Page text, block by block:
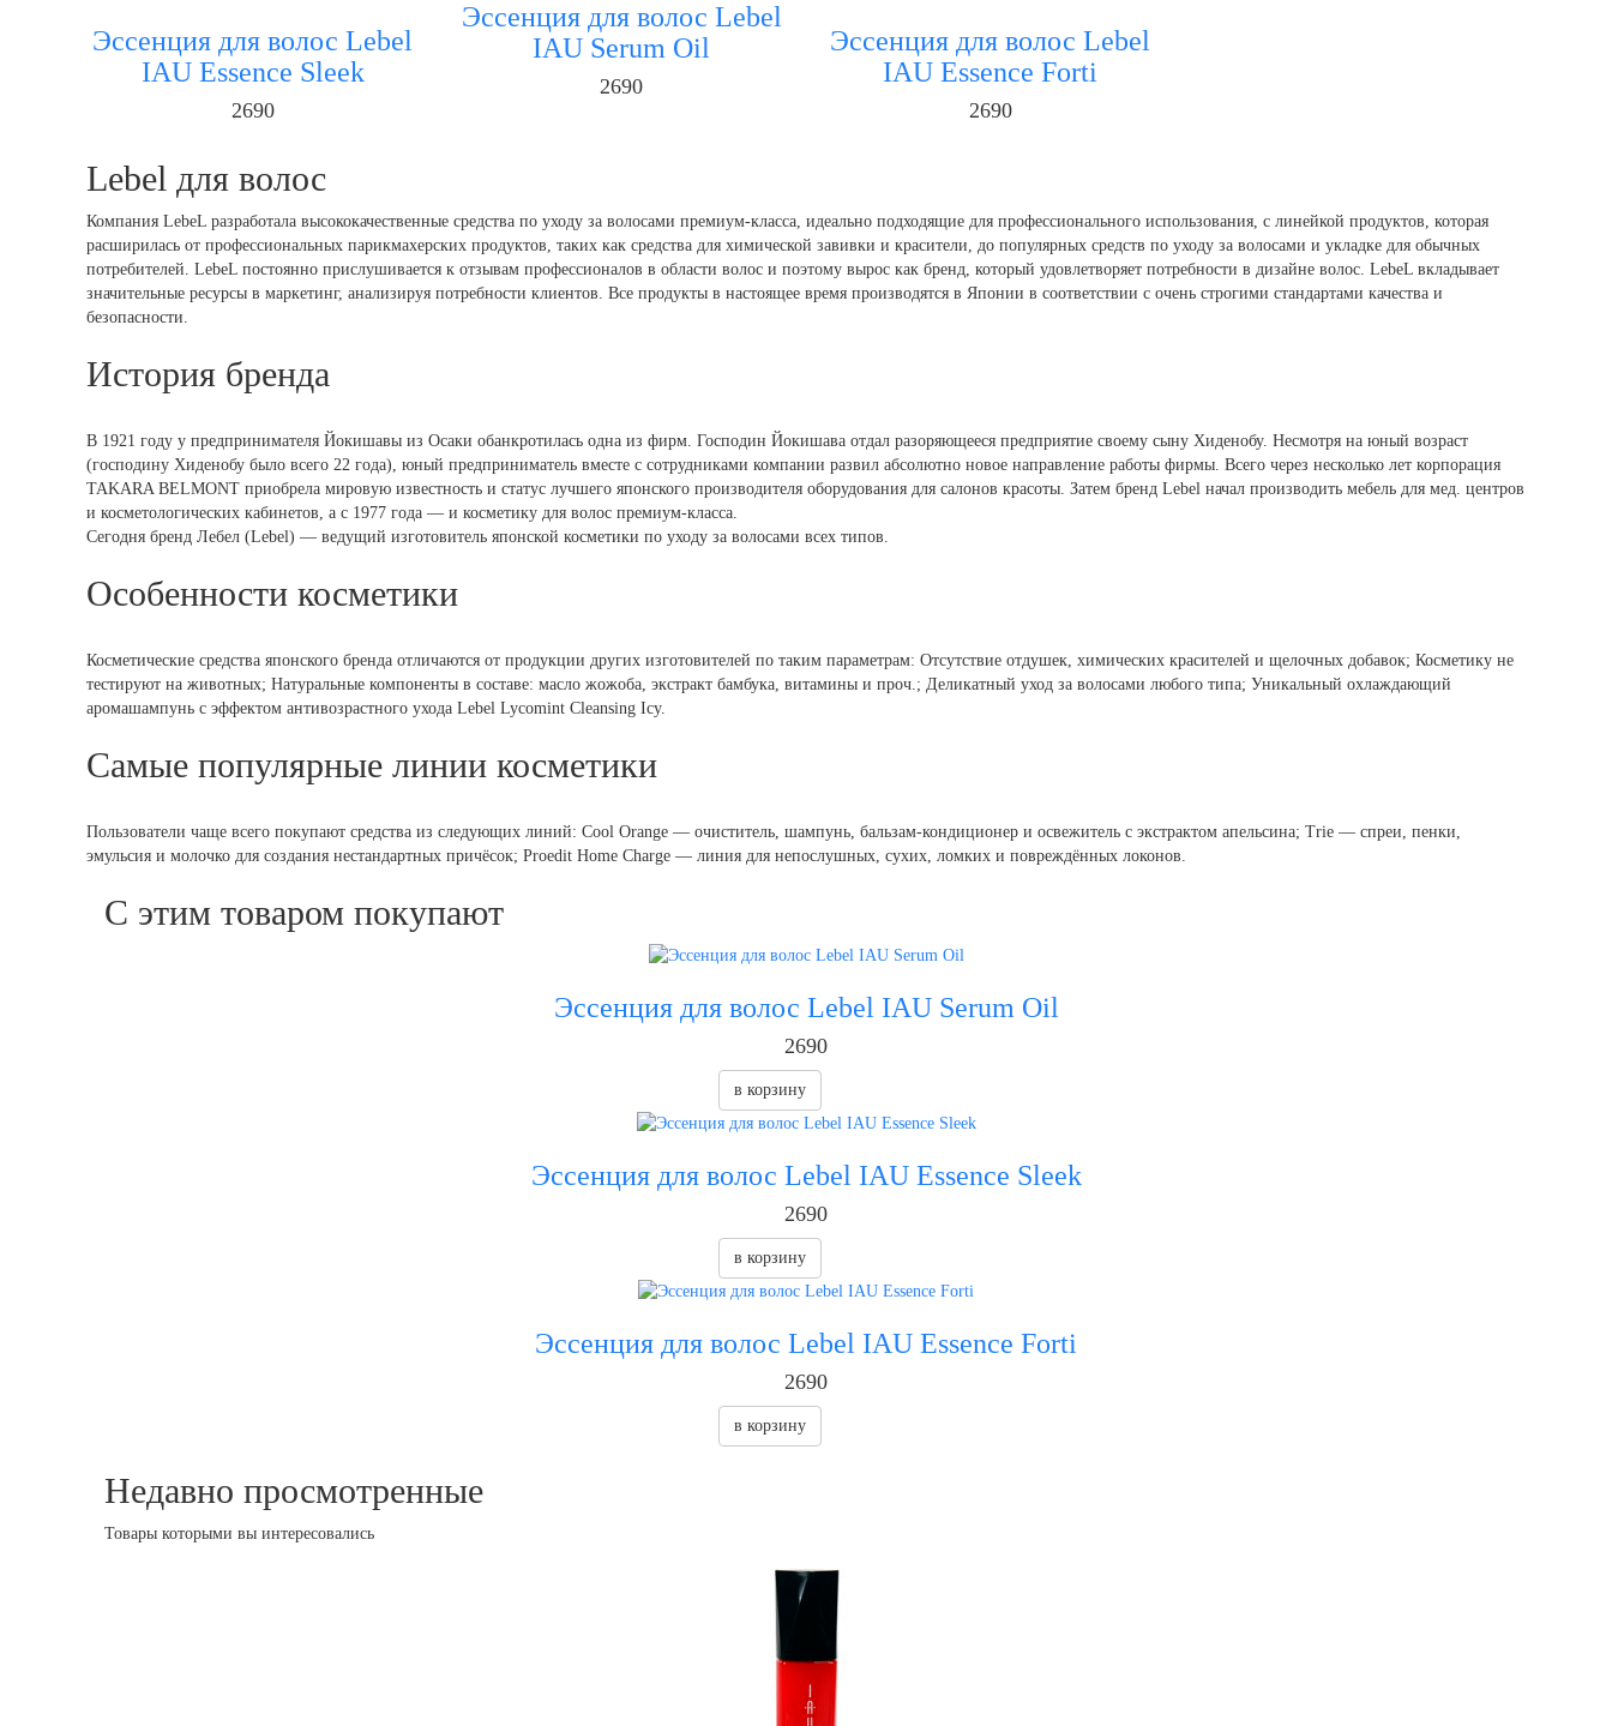
Эссенция для волос Lebel
IAU Essence Sleek
2690
Эссенция для волос Lebel
IAU Serum Oil
2690
Эссенция для волос Lebel
IAU Essence Forti
2690
Lebel для волос
Компания LebeL разработала высококачественные средства по уходу за волосами премиум-класса, идеально подходящие для профессионального использования, с линейкой продуктов, которая
расширилась от профессиональных парикмахерских продуктов, таких как средства для химической завивки и красители, до популярных средств по уходу за волосами и укладке для обычных
потребителей. LebeL постоянно прислушивается к отзывам профессионалов в области волос и поэтому вырос как бренд, который удовлетворяет потребности в дизайне волос. LebeL вкладывает
значительные ресурсы в маркетинг, анализируя потребности клиентов. Все продукты в настоящее время производятся в Японии в соответствии с очень строгими стандартами качества и
безопасности.
История бренда
В 1921 году у предпринимателя Йокишавы из Осаки обанкротилась одна из фирм. Господин Йокишава отдал разоряющееся предприятие своему сыну Хиденобу. Несмотря на юный возраст
(господину Хиденобу было всего 22 года), юный предприниматель вместе с сотрудниками компании развил абсолютно новое направление работы фирмы. Всего через несколько лет корпорация
TAKARA BELMONT приобрела мировую известность и статус лучшего японского производителя оборудования для салонов красоты. Затем бренд Lebel начал производить мебель для мед. центров
и косметологических кабинетов, а с 1977 года — и косметику для волос премиум-класса.
Сегодня бренд Лебел (Lebel) — ведущий изготовитель японской косметики по уходу за волосами всех типов.
Особенности косметики
Косметические средства японского бренда отличаются от продукции других изготовителей по таким параметрам: Отсутствие отдушек, химических красителей и щелочных добавок; Косметику не
тестируют на животных; Натуральные компоненты в составе: масло жожоба, экстракт бамбука, витамины и проч.; Деликатный уход за волосами любого типа; Уникальный охлаждающий
аромашампунь с эффектом антивозрастного ухода Lebel Lycomint Cleansing Icy.
Самые популярные линии косметики
Пользователи чаще всего покупают средства из следующих линий: Cool Orange — очиститель, шампунь, бальзам-кондиционер и освежитель с экстрактом апельсина; Trie — спреи, пенки,
эмульсия и молочко для создания нестандартных причёсок; Proedit Home Charge — линия для непослушных, сухих, ломких и повреждённых локонов.
С этим товаром покупают
Эссенция для волос Lebel IAU Serum Oil
2690
в корзину
Эссенция для волос Lebel IAU Essence Sleek
2690
в корзину
Эссенция для волос Lebel IAU Essence Forti
2690
в корзину
Недавно просмотренные
Товары которыми вы интересовались